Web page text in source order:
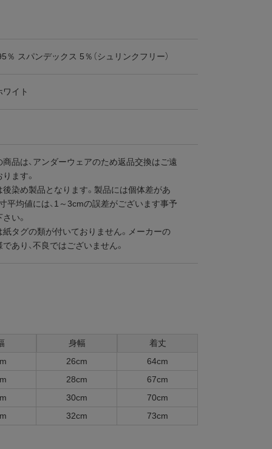
％ スパンデックス 5％（シュリンクフリー）
ワイト
品は、アンダーウェアのため返品交換はご遠
ます。
染め製品となります。製品には個体差があ
寸平均値には、1～3cmの誤差がございます事予
い。
タグの類が付いておりません。メーカーの
あり、不良ではございません。
身幅
着丈
26cm
64cm
28cm
67cm
30cm
70cm
32cm 73cm